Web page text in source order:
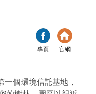
專頁 官網
個環境信託基地，